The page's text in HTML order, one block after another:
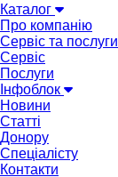
Каталог
Про компанію
Сервіс та послуги
Сервіс
Послуги
Інфоблок
Новини
Статті
Донору
Спеціалісту
Контакти